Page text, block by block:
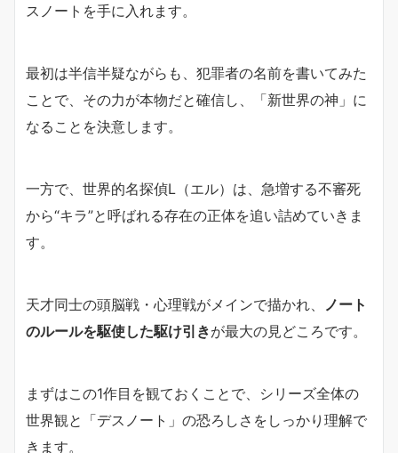
スノートを手に入れます。
最初は半信半疑ながらも、犯罪者の名前を書いてみた
ことで、その力が本物だと確信し、「新世界の神」に
なることを決意します。
一方で、世界的名探偵L（エル）は、急増する不審死
から“キラ”と呼ばれる存在の正体を追い詰めていきま
す。
天才同士の頭脳戦・心理戦がメインで描かれ、
ノート
のルールを駆使した駆け引きが最大の見どころです。
まずはこの1作目を観ておくことで、シリーズ全体の
世界観と「デスノート」の恐ろしさをしっかり理解で
きます。